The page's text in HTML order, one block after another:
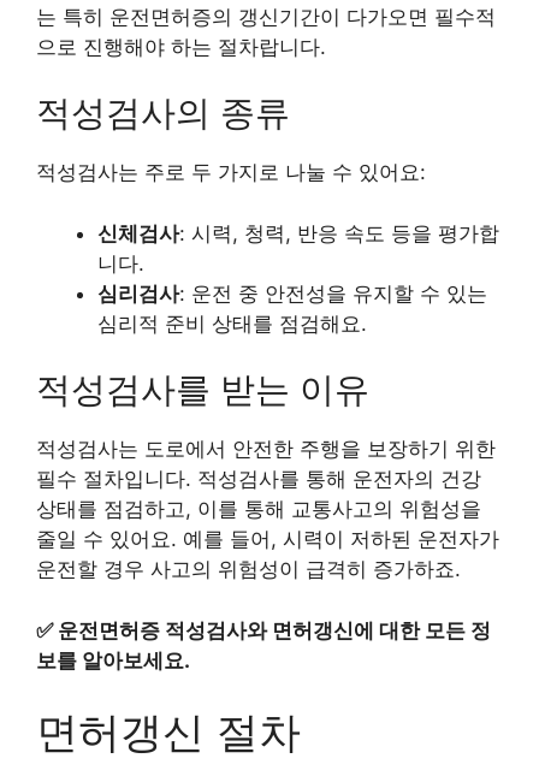
는 특히 운전면허증의 갱신기간이 다가오면 필수적
으로 진행해야 하는 절차랍니다.
적성검사의 종류
적성검사는 주로 두 가지로 나눌 수 있어요:
신체검사: 시력, 청력, 반응 속도 등을 평가합
니다.
심리검사: 운전 중 안전성을 유지할 수 있는
심리적 준비 상태를 점검해요.
적성검사를 받는 이유
적성검사는 도로에서 안전한 주행을 보장하기 위한
필수 절차입니다. 적성검사를 통해 운전자의 건강
상태를 점검하고, 이를 통해 교통사고의 위험성을
줄일 수 있어요. 예를 들어, 시력이 저하된 운전자가
운전할 경우 사고의 위험성이 급격히 증가하죠.
✅ 운전면허증 적성검사와 면허갱신에 대한 모든 정
보를 알아보세요.
면허갱신 절차